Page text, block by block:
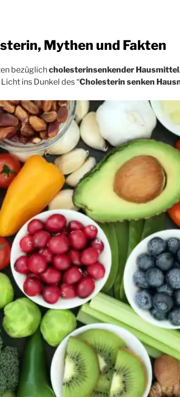
Mythen und Fakten
bezüglichcholesterinsenkender Hausmittel
ins Dunkel des “Cholesterin senken